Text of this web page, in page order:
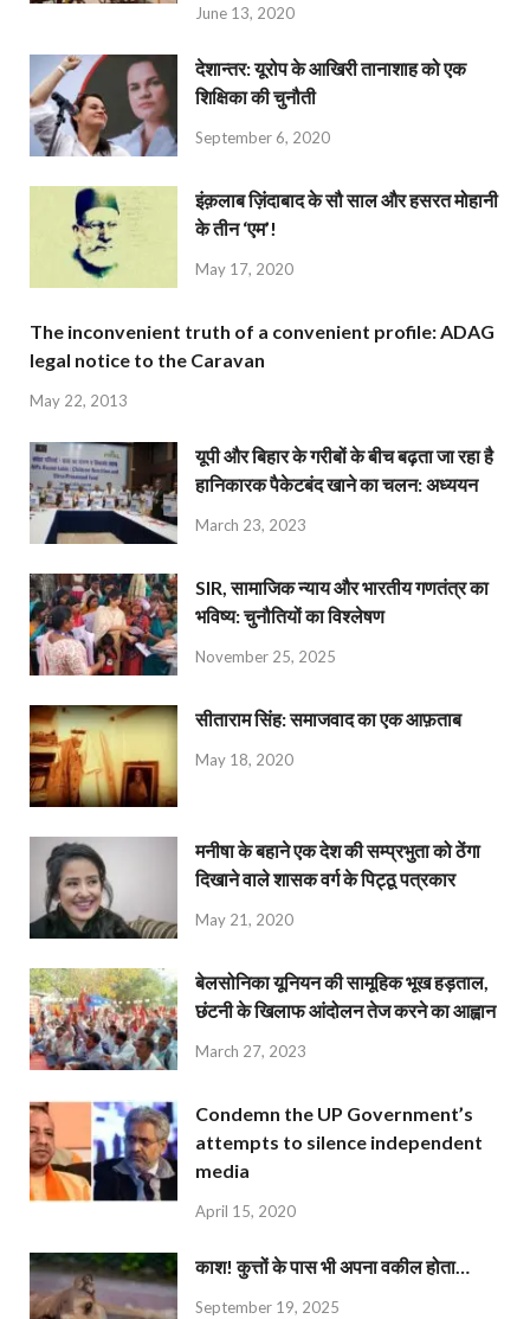
June 13, 2020
देशान्‍तर: यूरोप के आखिरी तानाशाह को एक
शिक्षिका की चुनौती
September 6, 2020
इंक़लाब ज़िंदाबाद के सौ साल और हसरत मोहानी
के तीन ‘एम’!
May 17, 2020
The inconvenient truth of a convenient profile: ADAG
legal notice to the Caravan
May 22, 2013
यूपी और बिहार के गरीबों के बीच बढ़ता जा रहा है
हानिकारक पैकेटबंद खाने का चलन: अध्ययन
March 23, 2023
SIR, सामाजिक न्याय और भारतीय गणतंत्र का
भविष्य: चुनौतियों का विश्लेषण
November 25, 2025
सीताराम सिंह: समाजवाद का एक आफ़ताब
May 18, 2020
मनीषा के बहाने एक देश की सम्प्रभुता को ठेंगा
दिखाने वाले शासक वर्ग के पिट्ठू पत्रकार
May 21, 2020
बेलसोनिका यूनियन की सामूहिक भूख हड़ताल,
छंटनी के खिलाफ आंदोलन तेज करने का आह्वान
March 27, 2023
Condemn the UP Government’s
attempts to silence independent
media
April 15, 2020
काश! कुत्तों के पास भी अपना वकील होता…
September 19, 2025